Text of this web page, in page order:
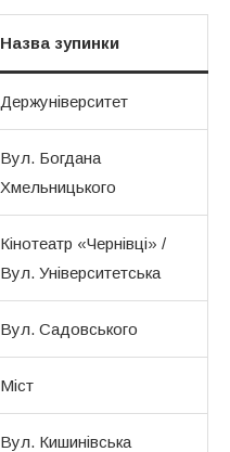
Назва зупинки
Держуніверситет
Вул. Богдана
Хмельницького
Кінотеатр «Чернівці» /
Вул. Університетська
Вул. Садовського
Міст
Вул. Кишинівська